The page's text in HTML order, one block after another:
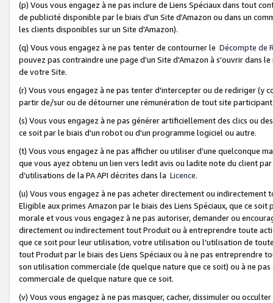
(p) Vous vous engagez à ne pas inclure de Liens Spéciaux dans tout
de publicité disponible par le biais d'un Site d'Amazon ou dans un
les clients disponibles sur un Site d'Amazon).
(q) Vous vous engagez à ne pas tenter de contourner le Décompte de
pouvez pas contraindre une page d'un Site d'Amazon à s'ouvrir dans
de votre Site.
(r) Vous vous engagez à ne pas tenter d'intercepter ou de rediriger
partir de/sur ou de détourner une rémunération de tout site
(s) Vous vous engagez à ne pas générer artificiellement des clics ou
ce soit par le biais d'un robot ou d'un programme logiciel ou autre.
(t) Vous vous engagez à ne pas afficher ou utiliser d’une quelconque
que vous ayez obtenu un lien vers ledit avis ou ladite note du client
d’utilisations de la PA API décrites dans la Licence.
(u) Vous vous engagez à ne pas acheter directement ou
Eligible aux primes Amazon par le biais des Liens Spéciaux, que ce
morale et vous vous engagez à ne pas autoriser, demander ou
directement ou indirectement tout Produit ou à entreprendre toute
que ce soit pour leur utilisation, votre utilisation ou l'utilisation de
tout Produit par le biais des Liens Spéciaux ou à ne pas entreprendre
son utilisation commerciale (de quelque nature que ce soit) ou à ne
commerciale de quelque nature que ce soit.
(v) Vous vous engagez à ne pas masquer, cacher, dissimuler ou